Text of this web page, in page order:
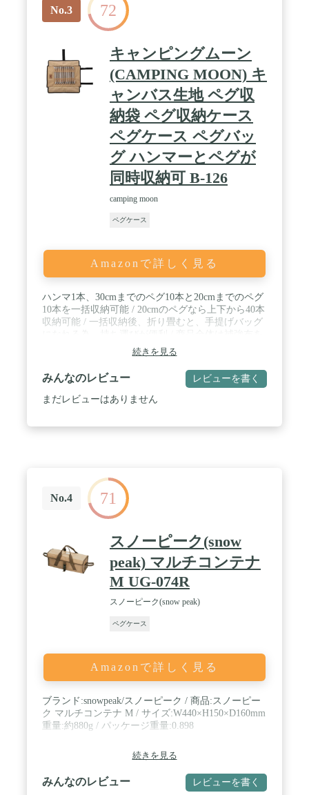
No.3 72
キャンピングムーン
(CAMPING MOON) キ
ャンバス生地 ペグ収
納袋 ペグ収納ケース
ペグケース ペグバッ
グ ハンマーとペグが
同時収納可 B-126
camping moon
ペグケース
Amazonで詳しく見る
ハンマ1本、30cmまでのペグ10本と20cmまでのペグ
10本を一括収納可能 / 20cmのペグなら上下から40本
収納可能 / 一括収納後、折り畳むと、手提げバッグ
施した二重構造で、丈夫で長持ち / ペグやハンマー
を丸めてマジックテープで固定できる。
続きを見る
みんなのレビュー レビューを書く
まだレビューはありません
No.4 71
スノーピーク(snow
peak) マルチコンテナ
M UG-074R
スノーピーク(snow peak)
ペグケース
Amazonで詳しく見る
ブランド:snowpeak/スノーピーク / 商品:スノーピー
ク マルチコンテナ M / サイズ:W440×H150×D160mm
重量:約880g / パッケージ重量:0.898
続きを見る
みんなのレビュー レビューを書く